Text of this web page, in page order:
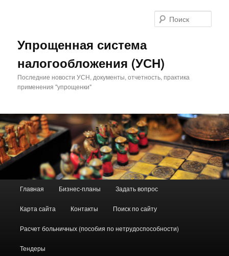
Упрощенная система
налогообложения (УСН)
Последние новости УСН, документы, отчетность, практика
применения "упрощенки"
Перейти к основному содержимому
Перейти к дополнительному содержимому
Главная Бизнес-планы Задать вопрос
Карта сайта Контакты Поиск по сайту
Расчет больничных (пособия по нетрудоспособности)
Тендеры